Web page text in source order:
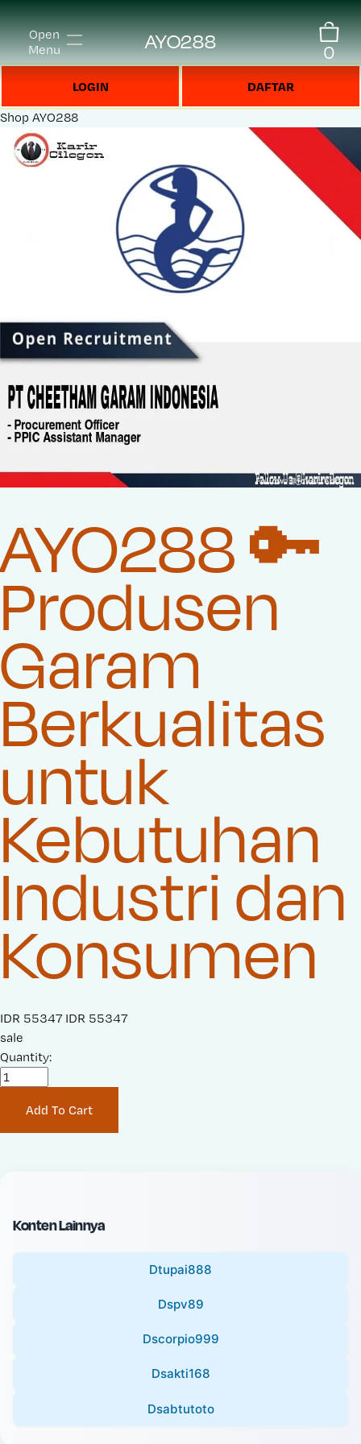
Open
Menu
AYO288 0
LOGIN DAFTAR
Shop AYO288
AYO288 🔑
Produsen
Garam
Berkualitas
untuk
Kebutuhan
Industri dan
Konsumen
S
a
l
e
i
IDR 55347 O
n
a
c
e
IDR 55347
sale
Quantity:
Add To Cart
Konten Lainnya
Dtupai888
Dspv89
Dscorpio999
Dsakti168
Dsabtutoto